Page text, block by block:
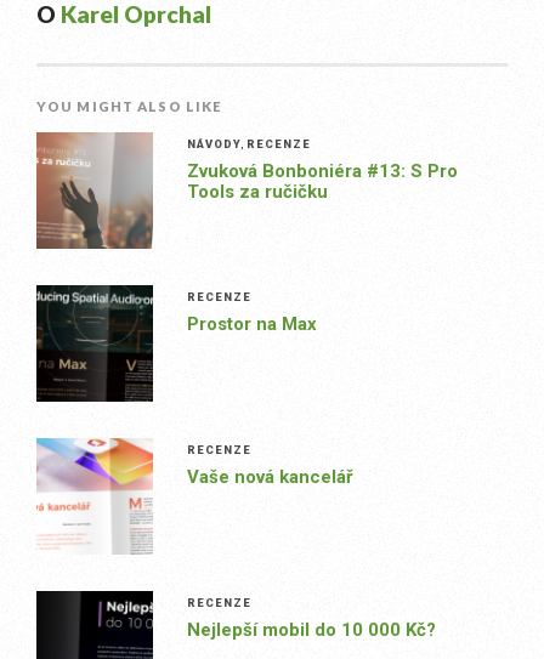
O Karel Oprchal
YOU MIGHT ALSO LIKE
NÁVODY RECENZE
Zvuková Bonboniéra #13: S Pro
Tools za ručičku
RECENZE
Prostor na Max
RECENZE
Vaše nová kancelář
RECENZE
Nejlepší mobil do 10 000 Kč?